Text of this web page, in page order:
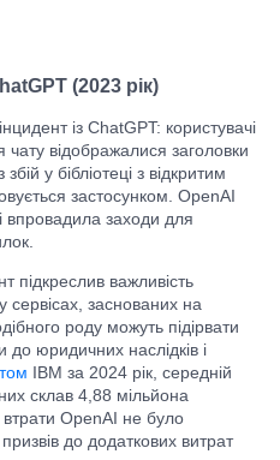
(2023 рік)
інцидент із ChatGPT: користувачі
чату відображалися заголовки
у бібліотеці з відкритим
застосунком. OpenAI
впровадила заходи для
підкреслив важливість
сервісах, заснованих на
роду можуть підірвати
до юридичних наслідків і
IBM за 2024 рік, середній
склав 4,88 мільйона
втрати OpenAI не було
до додаткових витрат